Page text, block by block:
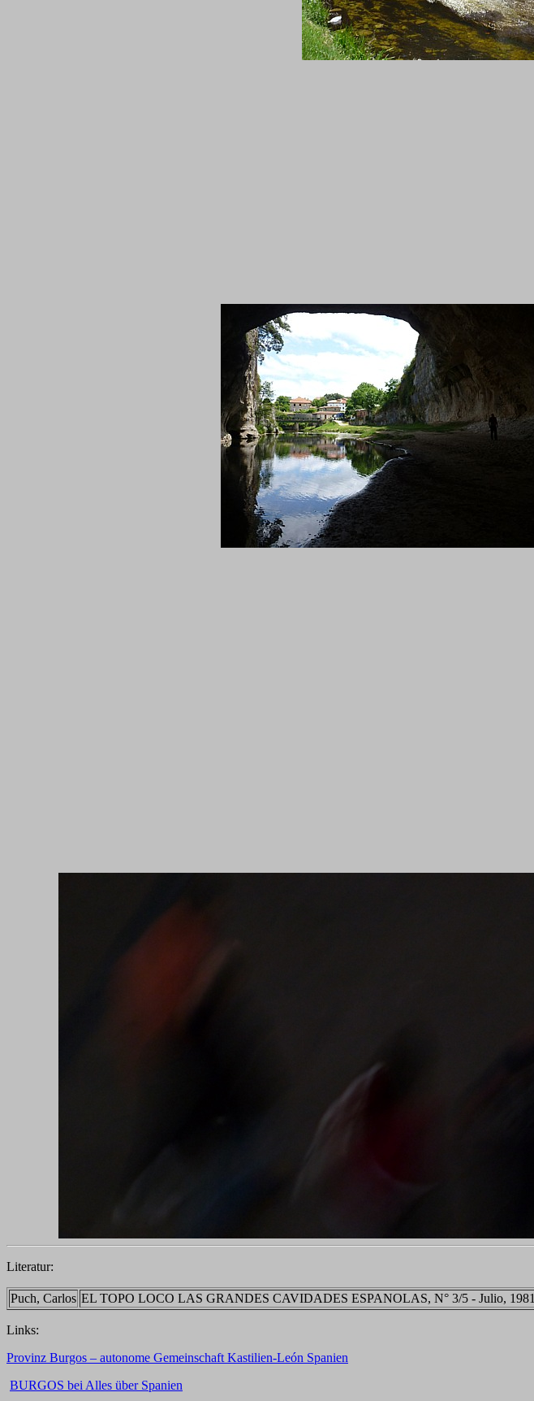
Literatur:
Puch, Carlos EL TOPO LOCO LAS GRANDES CAVIDADES ESPANOLAS, N° 3/5 - Julio, 1981
Links:
Provinz Burgos – autonome Gemeinschaft Kastilien-León Spanien
BURGOS bei Alles über Spanien